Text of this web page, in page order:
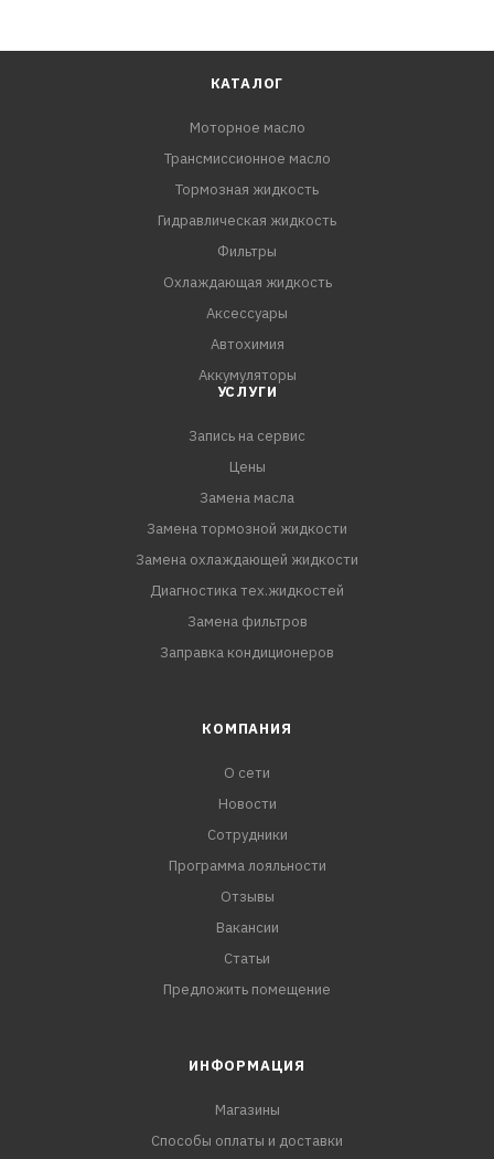
КАТАЛОГ
Моторное масло
Трансмиссионное масло
Тормозная жидкость
Гидравлическая жидкость
Фильтры
Охлаждающая жидкость
Аксессуары
Автохимия
Аккумуляторы
УСЛУГИ
Запись на сервис
Цены
Замена масла
Замена тормозной жидкости
Замена охлаждающей жидкости
Диагностика тех.жидкостей
Замена фильтров
Заправка кондиционеров
КОМПАНИЯ
О сети
Новости
Сотрудники
Программа лояльности
Отзывы
Вакансии
Статьи
Предложить помещение
ИНФОРМАЦИЯ
Магазины
Способы оплаты и доставки